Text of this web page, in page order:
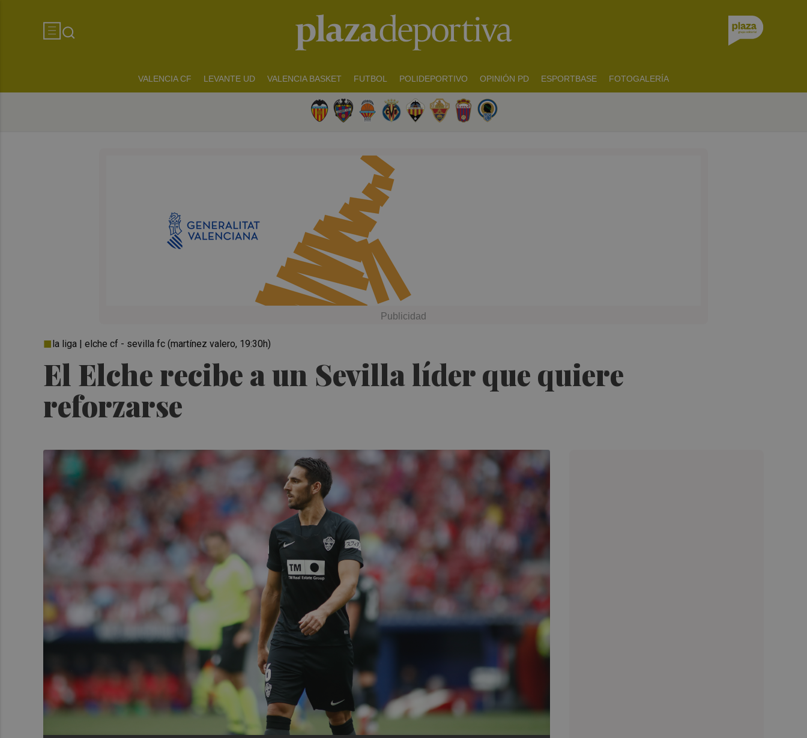
VALENCIA CF LEVANTE UD VALENCIA BASKET FUTBOL POLIDEPORTIVO OPINIÓN PD ESPORTBASE FOTOGALERÍA
El Elche recibe a un Sevilla líder que quiere
reforzarse
la liga | elche cf - sevilla fc (martínez valero, 19:30h)